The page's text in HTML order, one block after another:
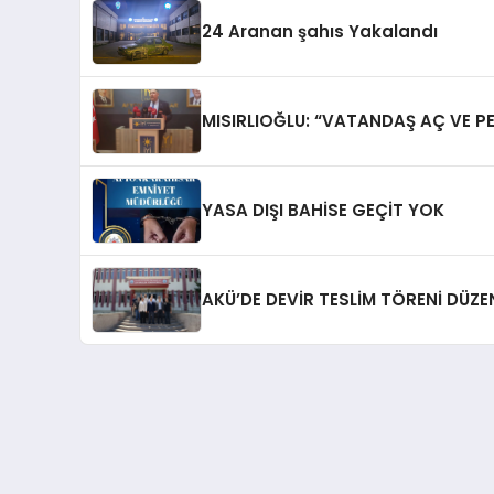
24 Aranan şahıs Yakalandı
MISIRLIOĞLU: “VATANDAŞ AÇ VE
YASA DIŞI BAHİSE GEÇİT YOK
AKÜ’DE DEVİR TESLİM TÖRENİ